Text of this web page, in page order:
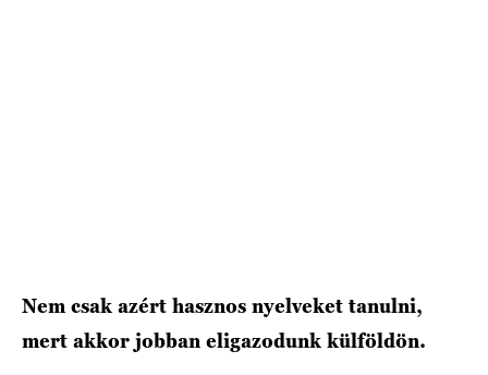
Nem csak azért hasznos nyelveket tanulni,
mert akkor jobban eligazodunk külföldön.